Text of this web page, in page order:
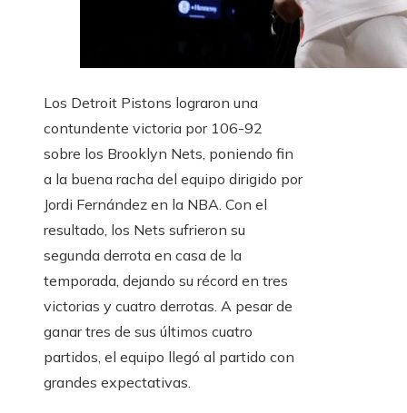
Los Detroit Pistons lograron una
contundente victoria por 106-92
sobre los Brooklyn Nets, poniendo fin
a la buena racha del equipo dirigido por
Jordi Fernández en la NBA. Con el
resultado, los Nets sufrieron su
segunda derrota en casa de la
temporada, dejando su récord en tres
victorias y cuatro derrotas. A pesar de
ganar tres de sus últimos cuatro
partidos, el equipo llegó al partido con
grandes expectativas.